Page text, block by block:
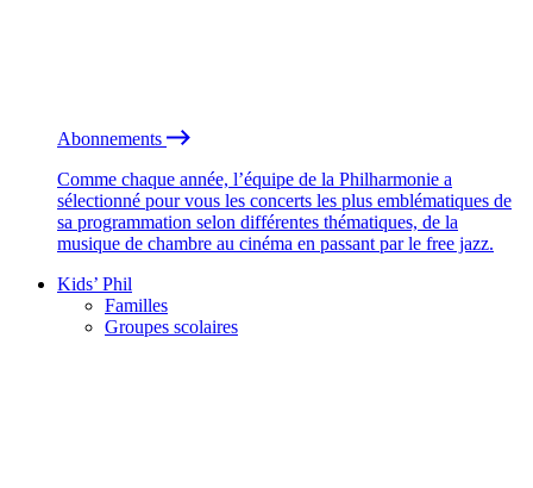
Abonnements
Comme chaque année, l’équipe de la Philharmonie a
sélectionné pour vous les concerts les plus emblématiques de
sa programmation selon différentes thématiques, de la
musique de chambre au cinéma en passant par le free jazz.
Kids’ Phil
Familles
Groupes scolaires